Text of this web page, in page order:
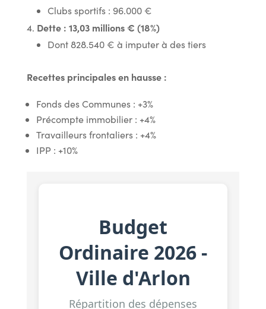
Clubs sportifs : 96.000 €
Dette : 13,03 millions € (18%)
Dont 828.540 € à imputer à des tiers
Recettes principales en hausse :
Fonds des Communes : +3%
Précompte immobilier : +4%
Travailleurs frontaliers : +4%
IPP : +10%